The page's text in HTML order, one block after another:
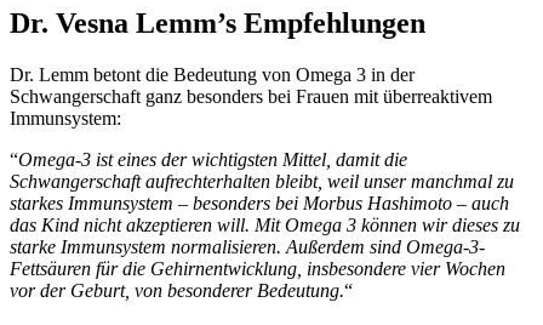
Dr. Vesna Lemm’s Empfehlungen
Dr. Lemm betont die Bedeutung von Omega 3 in der
Schwangerschaft ganz besonders bei Frauen mit überreaktivem
Immunsystem:
“Omega-3 ist eines der wichtigsten Mittel, damit die
Schwangerschaft aufrechterhalten bleibt, weil unser manchmal zu
starkes Immunsystem – besonders bei Morbus Hashimoto – auch
das Kind nicht akzeptieren will. Mit Omega 3 können wir dieses zu
starke Immunsystem normalisieren. Außerdem sind Omega-3-
Fettsäuren für die Gehirnentwicklung, insbesondere vier Wochen
vor der Geburt, von besonderer Bedeutung.“